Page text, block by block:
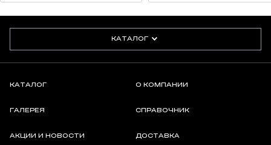
замораживания и оттаивания: не менее 20,0 МПа
деформация усадки: не более 2 мм/м
истираемость: не более 800 мм
морозостойкость: F100
заполнители, специальные полимеры, модифицирующие
КАТАЛОГ
КАТАЛОГ О КОМПАНИИ
ГАЛЕРЕЯ СПРАВОЧНИК
АКЦИИ И НОВОСТИ ДОСТАВКА